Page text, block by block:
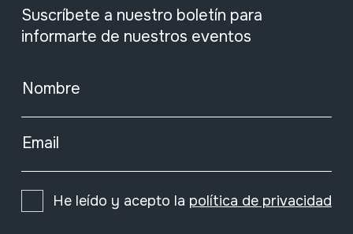
Suscríbete a nuestro boletín para
informarte de nuestros eventos
Nombre
Email
He leído y acepto la política de privacidad